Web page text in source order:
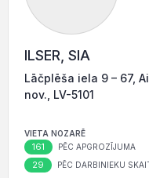
ILSER, SIA
Lāčplēša iela 9 – 67,
nov., LV-5101
VIETA NOZARĒ
161 PĒC APGROZĪJUMA
29 PĒC DARBINIEKU